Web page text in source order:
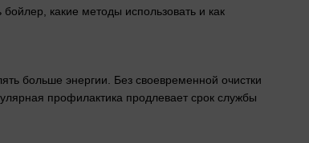
какие методы использовать и как
больше энергии. Без своевременной очистки
профилактика продлевает срок службы